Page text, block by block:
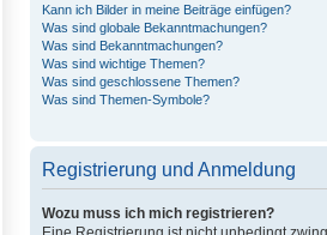
Kann ich Bilder in meine Beiträge einfügen?
Was sind globale Bekanntmachungen?
Was sind Bekanntmachungen?
Was sind wichtige Themen?
Was sind geschlossene Themen?
Was sind Themen-Symbole?
Registrierung und Anmeldung
Wozu muss ich mich registrieren?